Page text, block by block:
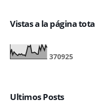
Vistas a la página
370925
Ultimos Posts